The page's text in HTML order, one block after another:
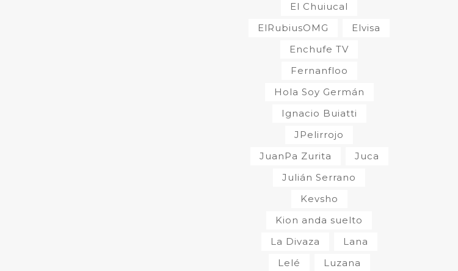
El Chuiucal
ElRubiusOMG
Elvisa
Enchufe TV
Fernanfloo
Hola Soy Germán
Ignacio Buiatti
JPelirrojo
JuanPa Zurita
Juca
Julián Serrano
Kevsho
Kion anda suelto
La Divaza
Lana
Lelé
Luzana